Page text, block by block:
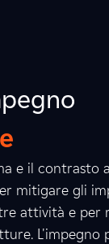
e il contrasto
mitigare gli
attività e per
L'impegno